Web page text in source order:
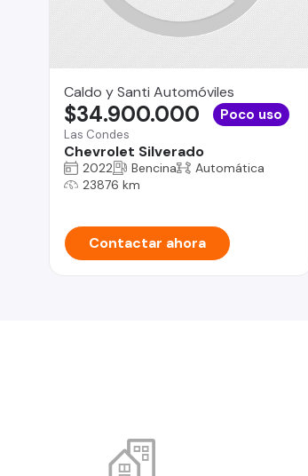
Caldo y Santi Automóviles
Las Condes
Chevrolet Silverado
$34.900.000 Poco uso
2022 Bencina
Automática
23876 km
Contactar ahora